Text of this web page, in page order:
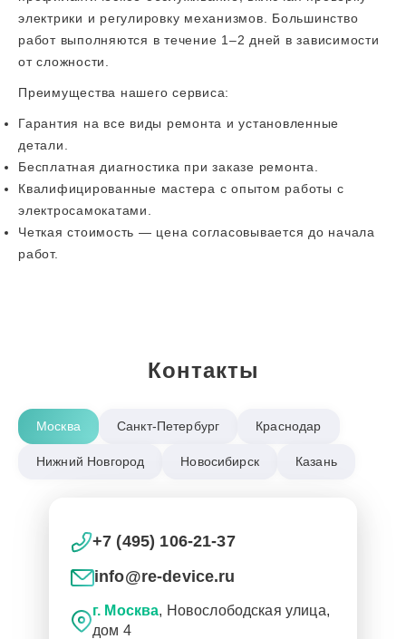
электрики и регулировку механизмов. Большинство
работ выполняются в течение 1–2 дней в зависимости
от сложности.
Преимущества нашего сервиса:
Гарантия на все виды ремонта и установленные
детали.
Бесплатная диагностика при заказе ремонта.
Квалифицированные мастера с опытом работы с
электросамокатами.
Четкая стоимость — цена согласовывается до начала
работ.
Контакты
Москва Санкт-Петербург Краснодар
Нижний Новгород Новосибирск Казань
+7 (495) 106-21-37
info@re-device.ru
г. Москва, Новослободская улица,
дом 4